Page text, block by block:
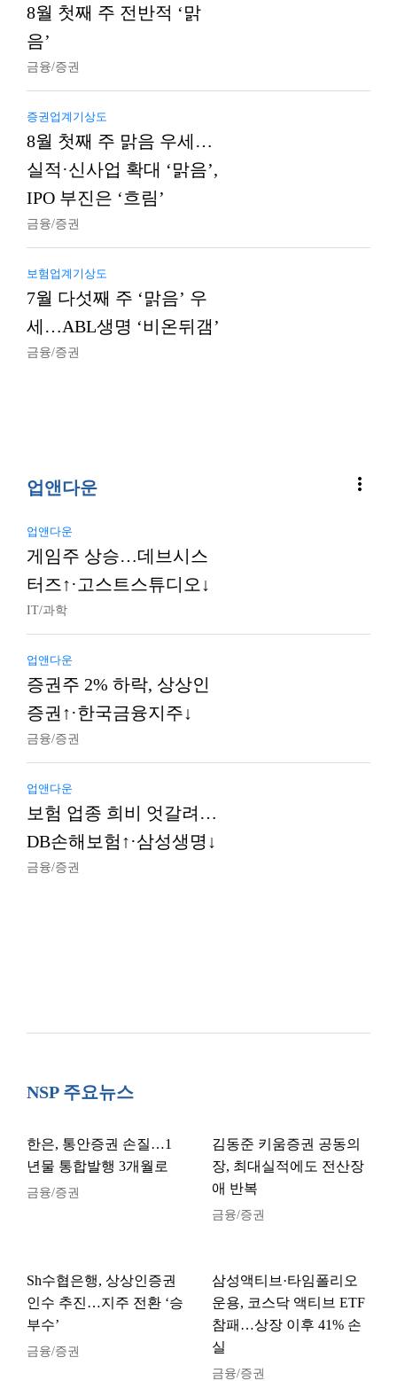
8월 첫째 주 전반적 ‘맑
음’
금융/증권
증권업계기상도
8월 첫째 주 맑음 우세…
실적·신사업 확대 ‘맑음’,
IPO 부진은 ‘흐림’
금융/증권
보험업계기상도
7월 다섯째 주 ‘맑음’ 우
세…ABL생명 ‘비온뒤갬’
금융/증권
업앤다운 more_vert
업앤다운
게임주 상승…데브시스
터즈↑·고스트스튜디오↓
IT/과학
업앤다운
증권주 2% 하락, 상상인
증권↑·한국금융지주↓
금융/증권
업앤다운
보험 업종 희비 엇갈려…
DB손해보험↑·삼성생명↓
금융/증권
NSP 주요뉴스
한은, 통안증권 손질…1
년물 통합발행 3개월로
금융/증권
김동준 키움증권 공동의
장, 최대실적에도 전산장
애 반복
금융/증권
Sh수협은행, 상상인증권
인수 추진…지주 전환 ‘승
부수’
금융/증권
삼성액티브·타임폴리오
운용, 코스닥 액티브 ETF
참패…상장 이후 41% 손
실
금융/증권